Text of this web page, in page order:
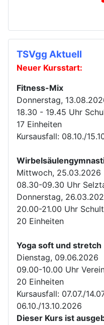
TSVgg Aktuell
Neuer Kursstart:
Fitness-Mix
Donnerstag,
18.30 - 19.45 Uhr
17 Einheiten
Kursausfall: 08.10./
Mittwoch, 25.03.2026
08.30-09.30 Uhr
Donnerstag,
20.00-21.00 Uhr
20 Einheiten
Yoga soft und stretch
Dienstag, 09.06.2026
09.00-10.00 Uhr
20 Einheiten
Kursausfall: 07.07./
06.10./13.10.2026
Dieser Kurs ist